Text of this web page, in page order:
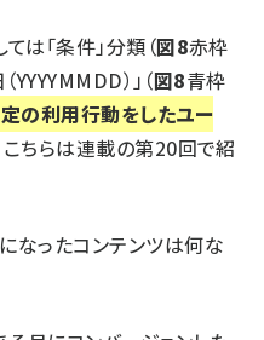
は「条件」分類（図8赤枠
YYYYMMDD）」（図8青枠
の利用行動をしたユー
こちらは連載の第20回で紹
なったコンテンツは何な